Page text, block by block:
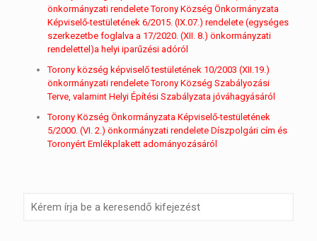
önkormányzati rendelete Torony Község Önkormányzata
Képviselő-testületének 6/2015. (IX.07.) rendelete (egységes
szerkezetbe foglalva a 17/2020. (XII. 8.) önkormányzati
rendelettel)a helyi iparűzési adóról
Torony község képviselő testületének 10/2003 (XII.19.)
önkormányzati rendelete Torony Község Szabályozási
Terve, valamint Helyi Építési Szabályzata jóváhagyásáról
Torony Község Önkormányzata Képviselő-testületének
5/2000. (VI. 2.) önkormányzati rendelete Díszpolgári cím és
Toronyért Emlékplakett adományozásáról